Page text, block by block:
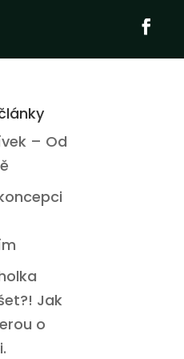
– Od
Jak
o